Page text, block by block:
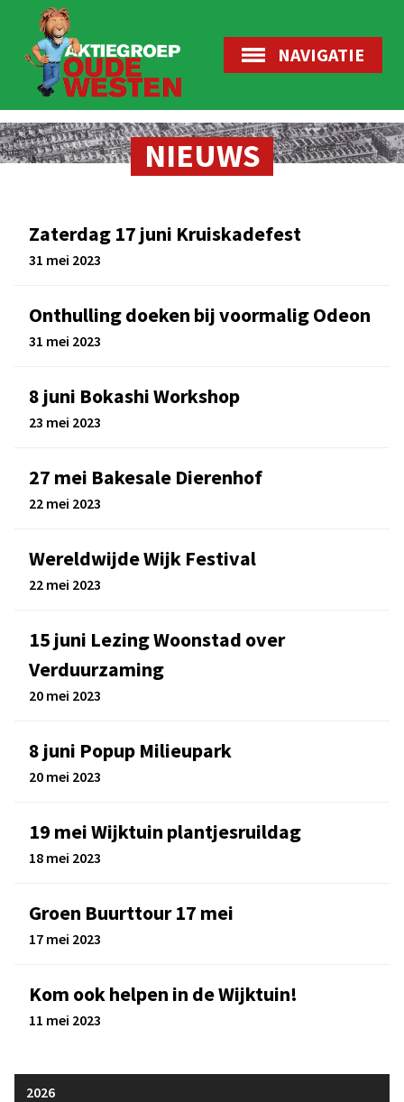
NAVIGATIE
NIEUWS
Zaterdag 17 juni Kruiskadefest
31 mei 2023
Onthulling doeken bij voormalig Odeon
31 mei 2023
8 juni Bokashi Workshop
23 mei 2023
27 mei Bakesale Dierenhof
22 mei 2023
Wereldwijde Wijk Festival
22 mei 2023
15 juni Lezing Woonstad over
Verduurzaming
20 mei 2023
8 juni Popup Milieupark
20 mei 2023
19 mei Wijktuin plantjesruildag
18 mei 2023
Groen Buurttour 17 mei
17 mei 2023
Kom ook helpen in de Wijktuin!
11 mei 2023
2026